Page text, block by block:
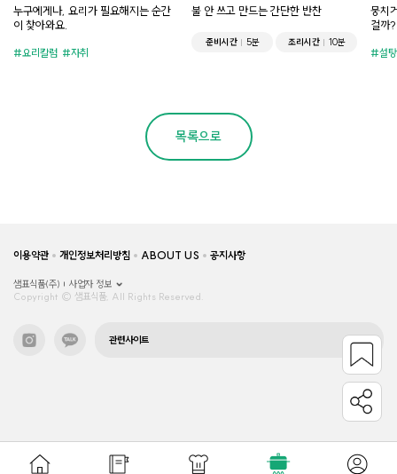
누구에게나, 요리가 필요해지는 순간
이 찾아와요.
요리칼럼 자취
불 안 쓰고 만드는 간단한 반찬
준비시간 5분 조리시간 10분
뭉치
걸까?
설탕
목록으로
이용약관 개인정보처리방침 ABOUT US 공지사항
샘표식품(주)
사업자 정보
Copyright © 샘표식품, All Rights Reserved.
관련사이트